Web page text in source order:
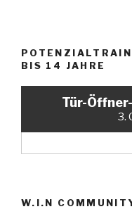
BIS 14 JAHRE
Tür-
3.
W.I.N